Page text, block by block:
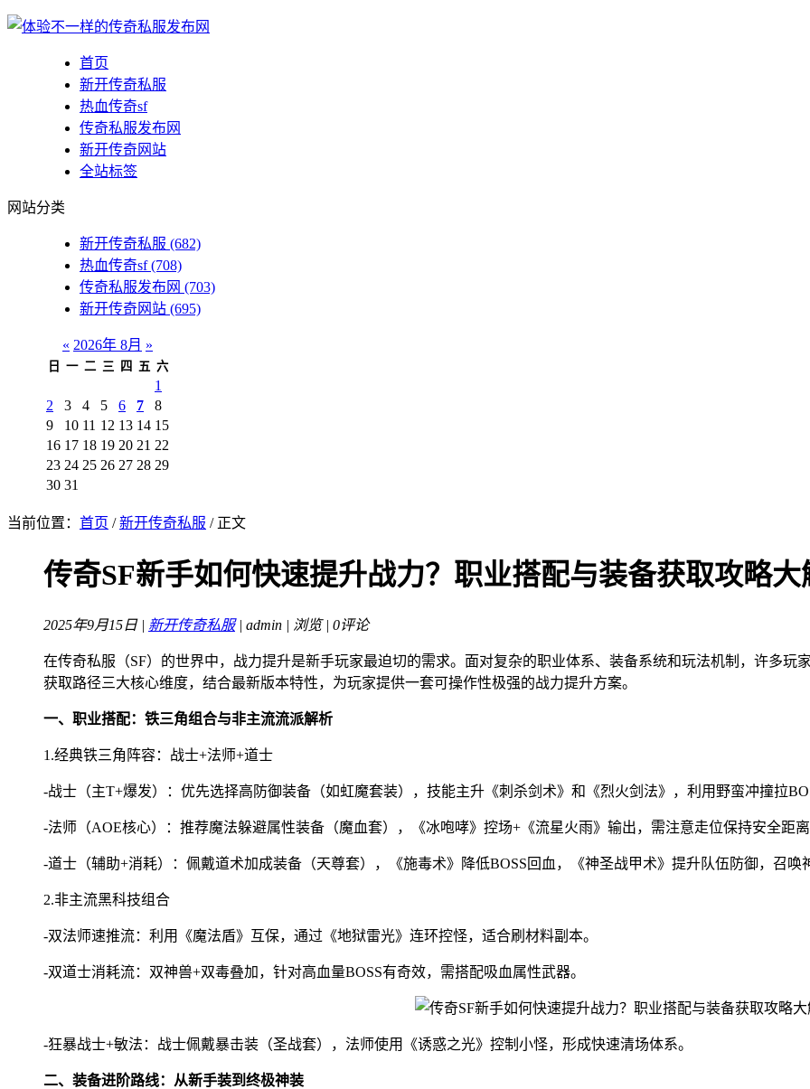
首页
新开传奇私服
热血传奇sf
传奇私服发布网
新开传奇网站
全站标签
网站分类
新开传奇私服 (682)
热血传奇sf(708)
传奇私服发布网 (703)
新开传奇网站 (695)
« 2026年 8月 »
日 一 二 三 四 五 六
1
2
3 4 5 6 7
8
9
10 11 12 13 14 15
16 17 18 19 20 21 22
23 24 25 26 27 28 29
30 31
当前位置： 首页 /新开传奇私服 / 正文
传奇SF新手如何快速提升战力？职业搭配与装备获取攻略大
2025年9月15日 | 新开传奇私服| admin | 浏览 | 0评论
在传奇私服（SF）的世界中，战力提升是新手玩家最迫切的需求。面对复杂的职业体系、装备系统和玩法机制，许多
获取路径三大核心维度，结合最新版本特性，为玩家提供一套可操作性极强的战力提升方案。
一、职业搭配：铁三角组合与非主流流派解析
1.经典铁三角阵容：战士+法师+道士
-战士（主T+爆发）：优先选择高防御装备（如虹魔套装），技能主升《刺杀剑术》和《烈火剑法》，利用野蛮冲撞拉
-法师（AOE核心）：推荐魔法躲避属性装备（魔血套），《冰咆哮》控场+《流星火雨》输出，需注意走位保持安全距离
-道士（辅助+消耗）：佩戴道术加成装备（天尊套），《施毒术》降低BOSS回血，《神圣战甲术》提升队伍防御，召唤
2.非主流黑科技组合
-双法师速推流：利用《魔法盾》互保，通过《地狱雷光》连环控怪，适合刷材料副本。
-双道士消耗流：双神兽+双毒叠加，针对高血量BOSS有奇效，需搭配吸血属性武器。
-狂暴战士+敏法：战士佩戴暴击装（圣战套），法师使用《诱惑之光》控制小怪，形成快速清场体系。
二、装备进阶路线：从新手装到终极神装